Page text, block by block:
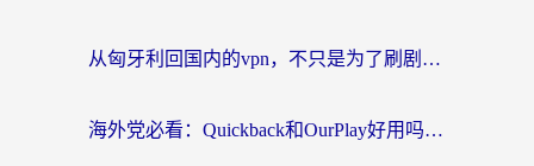
从匈牙利回国内的vpn，不只是为了刷剧那么简单
海外党必看：Quickback和OurPlay好用吗？3分钟选对回国加速器，无缝刷剧玩游戏